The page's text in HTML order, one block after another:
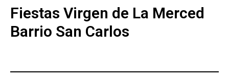
Fiestas Virgen de La Merced
Barrio San Carlos